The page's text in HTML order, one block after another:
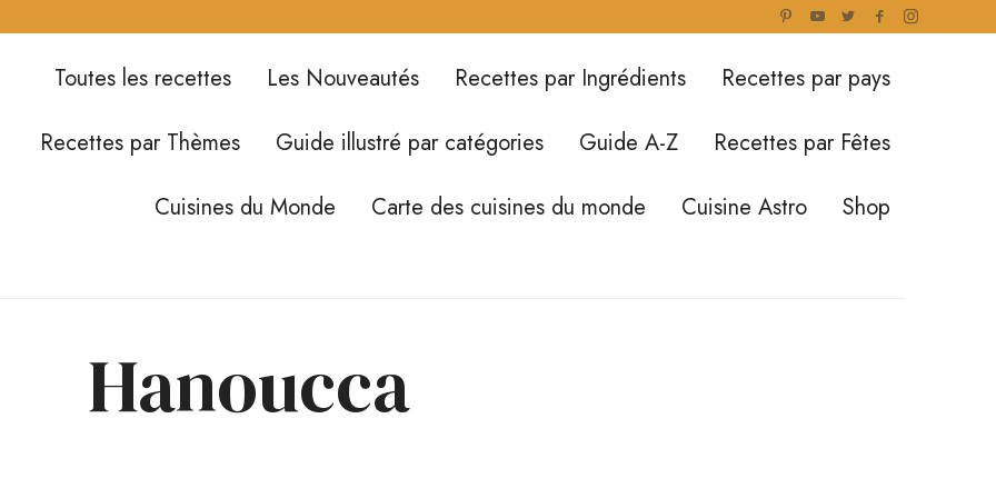
Toutes les recettes Les Nouveautés Recettes par Ingrédients
Recettes par pays
Recettes par Thèmes
Guide illustré par catégories Guide A-Z
Recettes par Fêtes
Cuisines du Monde
Carte des cuisines du monde Cuisine Astro Shop
Hanoucca